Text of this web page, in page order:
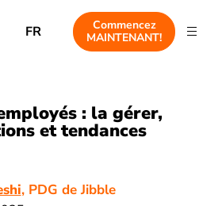
FR
Commencez
MAINTENANT!
: la gérer,
et tendances
, PDG de Jibble